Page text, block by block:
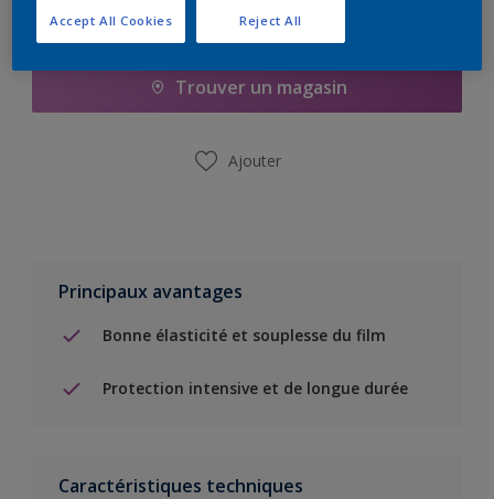
Ajouter à la liste d’achats
Trouver un magasin
Ajouter
Principaux avantages
Bonne élasticité et souplesse du film
Protection intensive et de longue durée
Caractéristiques techniques
Reject All
Accept All Cookies